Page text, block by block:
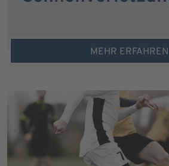
MEHR ERFAHREN